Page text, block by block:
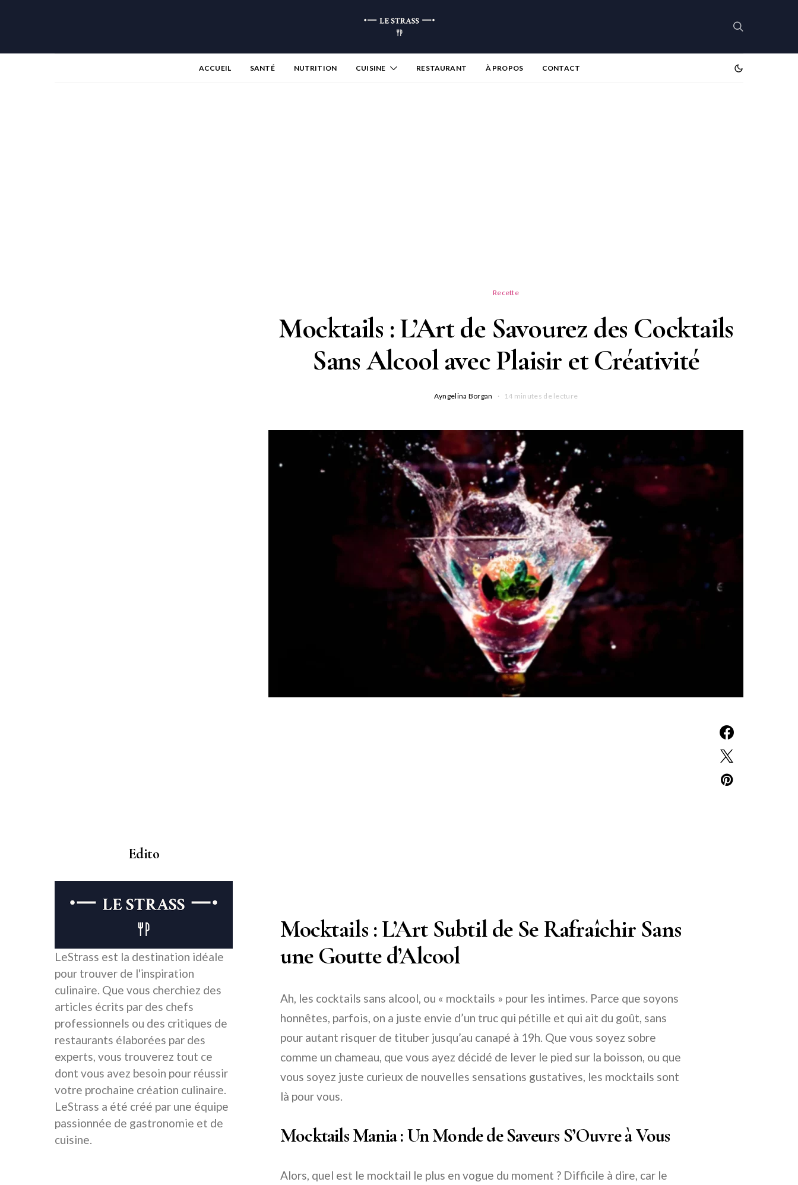
ACCUEIL SANTÉ NUTRITION CUISINE RESTAURANT À PROPOS CONTACT
Recette
Mocktails : L’Art de Savourez des Cocktails
Sans Alcool avec Plaisir et Créativité
Ayngelina Borgan 14 minutes de lecture
Mocktails : L’Art Subtil de Se Rafraîchir Sans
une Goutte d’Alcool
Ah, les cocktails sans alcool, ou « mocktails » pour les intimes. Parce que soyons
honnêtes, parfois, on a juste envie d’un truc qui pétille et qui ait du goût, sans
pour autant risquer de tituber jusqu’au canapé à 19h. Que vous soyez sobre
comme un chameau, que vous ayez décidé de lever le pied sur la boisson, ou que
vous soyez juste curieux de nouvelles sensations gustatives, les mocktails sont
là pour vous.
Mocktails Mania : Un Monde de Saveurs S’Ouvre à Vous
Alors, quel est le mocktail le plus en vogue du moment ? Difficile à dire, car le
Edito
LeStrass est la destination idéale
pour trouver de l'inspiration
culinaire. Que vous cherchiez des
articles écrits par des chefs
professionnels ou des critiques de
restaurants élaborées par des
experts, vous trouverez tout ce
dont vous avez besoin pour réussir
votre prochaine création culinaire.
LeStrass a été créé par une équipe
passionnée de gastronomie et de
cuisine.